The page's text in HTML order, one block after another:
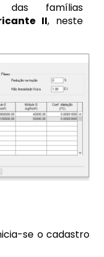
famílias
II, neste
se o cadastro